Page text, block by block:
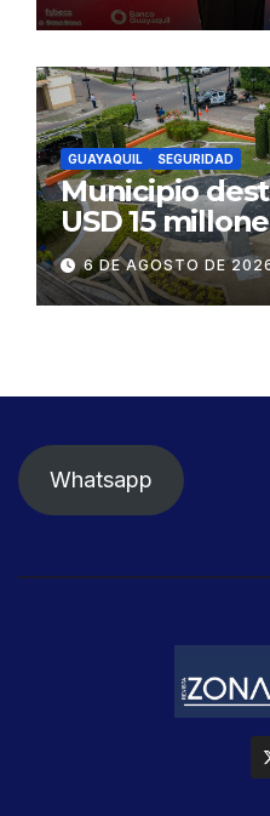
GUAYAQUIL SEGURIDAD
Municipio
USD 15
SEGURA EP
seguridad
6 DE AGOSTO DE
Whatsapp